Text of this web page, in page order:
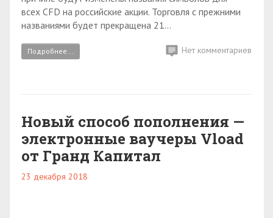
всех CFD на российские акции. Торговля с прежними
названиями будет прекращена 21...
Подробнее... Нет комментариев
Новый способ пополнения —
электронные ваучеры Vload
от Гранд Капитал
23 декабря 2018